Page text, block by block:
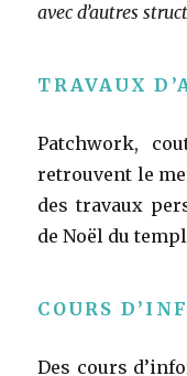
avec d’autres
TRAVAUX
Patchwork,
retrouvent le
des travaux
de Noël du
COURS
Des cours